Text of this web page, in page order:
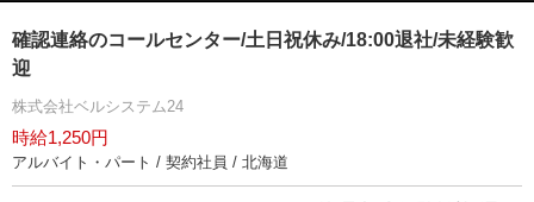
確認連絡のコールセンター/土日祝休み/18:00退社/未経験歓
迎
株式会社ベルシステム24
時給1,250円
アルバイト・パート / 契約社員 / 北海道